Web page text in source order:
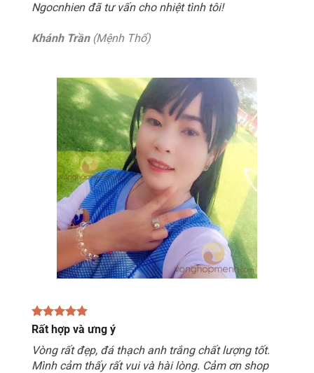
Ngocnhien đã tư vấn cho nhiệt tình tôi!
Khánh Trần(Mệnh Thổ)
Rất hợp và ưng ý
Vòng rất đẹp, đá thạch anh trắng chất lượng tốt.
Mình cảm thấy rất vui và hài lòng. Cảm ơn shop